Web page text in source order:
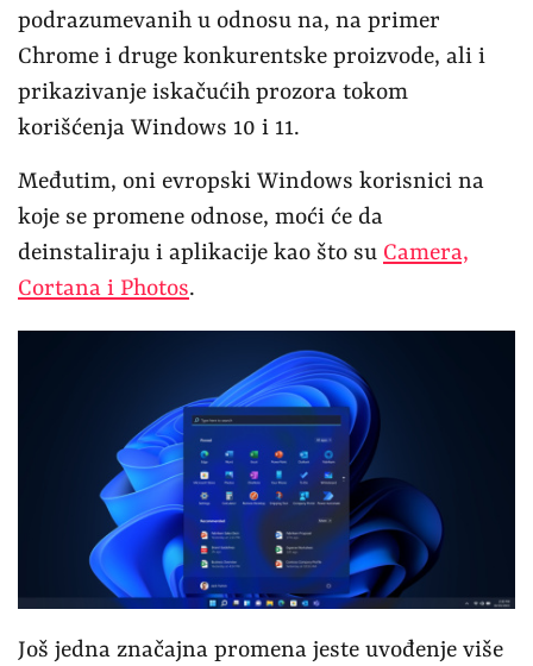
podrazumevanih u odnosu na, na primer
Chrome i druge konkurentske proizvode, ali i
prikazivanje iskačućih prozora tokom
korišćenja Windows 10 i 11.
Međutim, oni evropski Windows korisnici na
koje se promene odnose, moći će da
deinstaliraju i aplikacije kao što su Camera,
Cortana i Photos.
Još jedna značajna promena jeste uvođenje više